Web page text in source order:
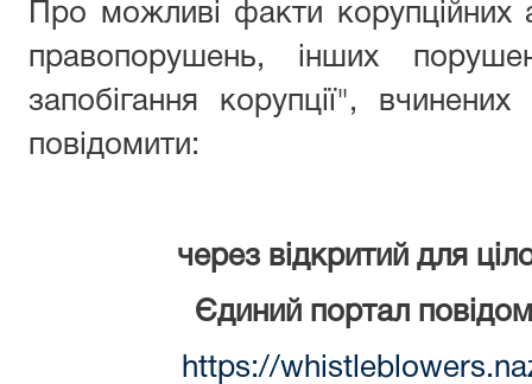
Про можливі факти
правопорушень, інших
запобігання корупції", вчинених
повідомити:
через відкритий для
Єдиний портал
https://